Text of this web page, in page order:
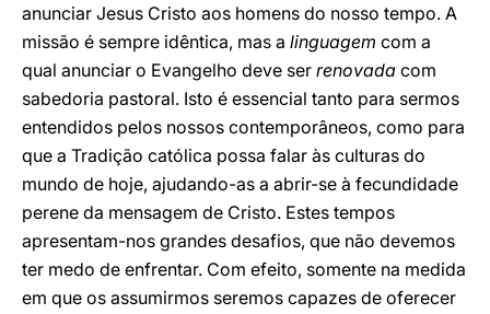
anunciar Jesus Cristo aos homens do nosso tempo. A
missão é sempre idêntica, mas a linguagem com a
qual anunciar o Evangelho deve ser renovada com
sabedoria pastoral. Isto é essencial tanto para sermos
entendidos pelos nossos contemporâneos, como para
que a Tradição católica possa falar às culturas do
mundo de hoje, ajudando-as a abrir-se à fecundidade
perene da mensagem de Cristo. Estes tempos
apresentam-nos grandes desafios, que não devemos
ter medo de enfrentar. Com efeito, somente na medida
em que os assumirmos seremos capazes de oferecer